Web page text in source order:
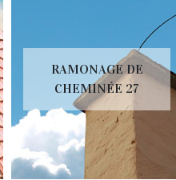
RAMONAGE DE
CHEMINÉE 27